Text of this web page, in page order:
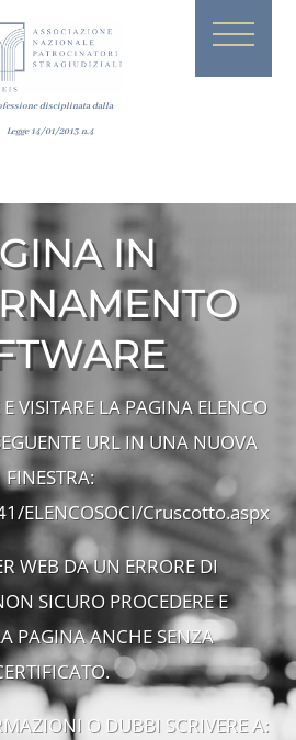
disciplinata dalla
Legge14/01/2013n.4
IN
VISITARE LA PAGINA ELENCO
URL IN UNA NUOVA
FINESTRA:
ELENCOSOCI/Cruscotto.aspx
WEB DA UN ERRORE DI
SICURO PROCEDERE E
PAGINA ANCHE SENZA
O DUBBI SCRIVERE A: